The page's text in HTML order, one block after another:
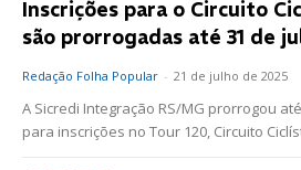
Inscrições para o Circuito
são prorrogadas até 31 de
Redação Folha Popular - 21 de julho de 2025
A Sicredi Integração RS/MG prorrogou
para inscrições no Tour 120, Circuito